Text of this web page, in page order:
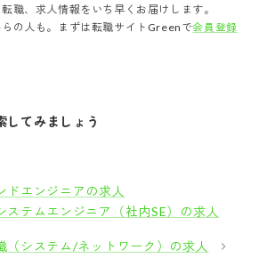
職、求人情報をいち早くお届けします。
の人も。まずは転職サイトGreenで会員登録
してみましょう
ドエンジニアの求人
ステムエンジニア（社内SE）の求人
（システム/ネットワーク）の求人